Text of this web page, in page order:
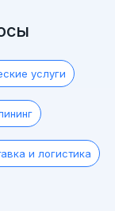
услуги
и логистика